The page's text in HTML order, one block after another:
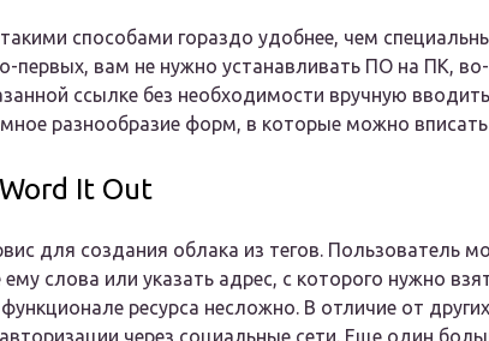
способами гораздо удобнее, чем
первых, вам не нужно устанавливать ПО на ПК,
ссылке без необходимости вручную
разнообразие форм, в которые можно вписать
It Out
для создания облака из тегов. Пользователь
ему слова или указать адрес, с которого нужно
ресурса несложно. В отличие от